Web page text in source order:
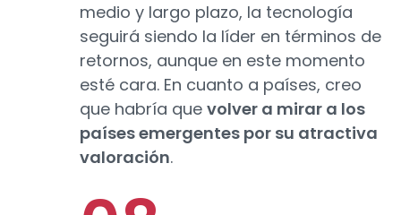
medio y largo plazo, la tecnología
seguirá siendo la líder en términos de
retornos, aunque en este momento
esté cara. En cuanto a países, creo
que habría que volver a mirar a los
países emergentes por su atractiva
valoración.